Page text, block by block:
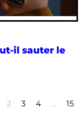
il sauter le
2 3 4 … 15